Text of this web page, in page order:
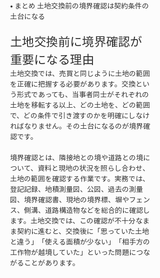
• まとめ 土地交換前の境界確認は契約条件の
土台になる
土地交換前に境界確認が
重要になる理由
土地交換では、売買と同じように土地の範囲
を正確に把握する必要があります。交換とい
う形式であっても、当事者同士がそれぞれの
土地を移転する以上、どの土地を、どの範囲
で、どの条件で引き渡すのかを明確にしなけ
ればなりません。その土台になるのが境界確
認です。
境界確認とは、隣接地との境や道路との境に
ついて、資料と現地の状況を照らし合わせ、
土地の範囲を確認する作業です。実務では、
登記記録、地積測量図、公図、過去の測量
図、境界確認書、現地の境界標、塀やフェン
ス、側溝、道路構造物などを総合的に確認し
ます。土地交換では、この確認が不十分なま
ま契約に進むと、交換後に「思っていた土地
と違う」「使える面積が少ない」「相手方の
工作物が越境していた」といった問題につな
がることがあります。